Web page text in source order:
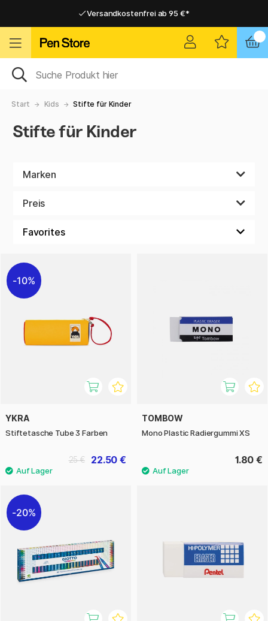
Versandkostenfrei ab 95 €*
Versandkostenfrei ab 95 €*
Start Kids Stifte für Kinder
Stifte für Kinder
Marken
Preis
10%
YKRA
Stiftetasche Tube 3 Farben
22.50 €
25 €
TOMBOW
Mono Plastic Radiergummi XS
1.80 €
20%